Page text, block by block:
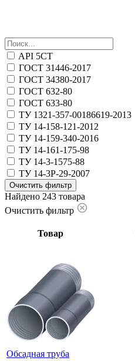
API 5CT
ГОСТ 31446-2017
ГОСТ 34380-2017
ГОСТ 632-80
ГОСТ 633-80
ТУ 1321-357-00186619-2013
ТУ 14-158-121-2012
ТУ 14-159-340-2016
ТУ 14-161-175-98
ТУ 14-3-1575-88
ТУ 14-3Р-29-2007
Очистить фильтр
Найдено 243 товара
Очистить фильтр
Товар
Обсадная труба